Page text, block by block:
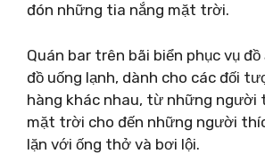
đón những tia nắng mặt trời.
Quán bar trên bãi biển phục vụ
đồ uống lạnh, dành cho các đối
hàng khác nhau, từ những người
mặt trời cho đến những người
lặn với ống thở và bơi lội.